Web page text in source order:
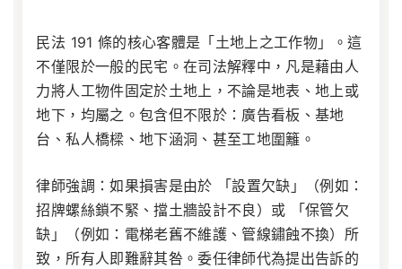
民法 191 條的核心客體是「土地上之工作物」。這
不僅限於一般的民宅。在司法解釋中，凡是藉由人
力將人工物件固定於土地上，不論是地表、地上或
地下，均屬之。包含但不限於：廣告看板、基地
台、私人橋樑、地下涵洞、甚至工地圍籬。
律師強調：如果損害是由於 「設置欠缺」（例如：
招牌螺絲鎖不緊、擋土牆設計不良）或 「保管欠
缺」（例如：電梯老舊不維護、管線鏽蝕不換）所
致，所有人即難辭其咎。委任律師代為提出告訴的